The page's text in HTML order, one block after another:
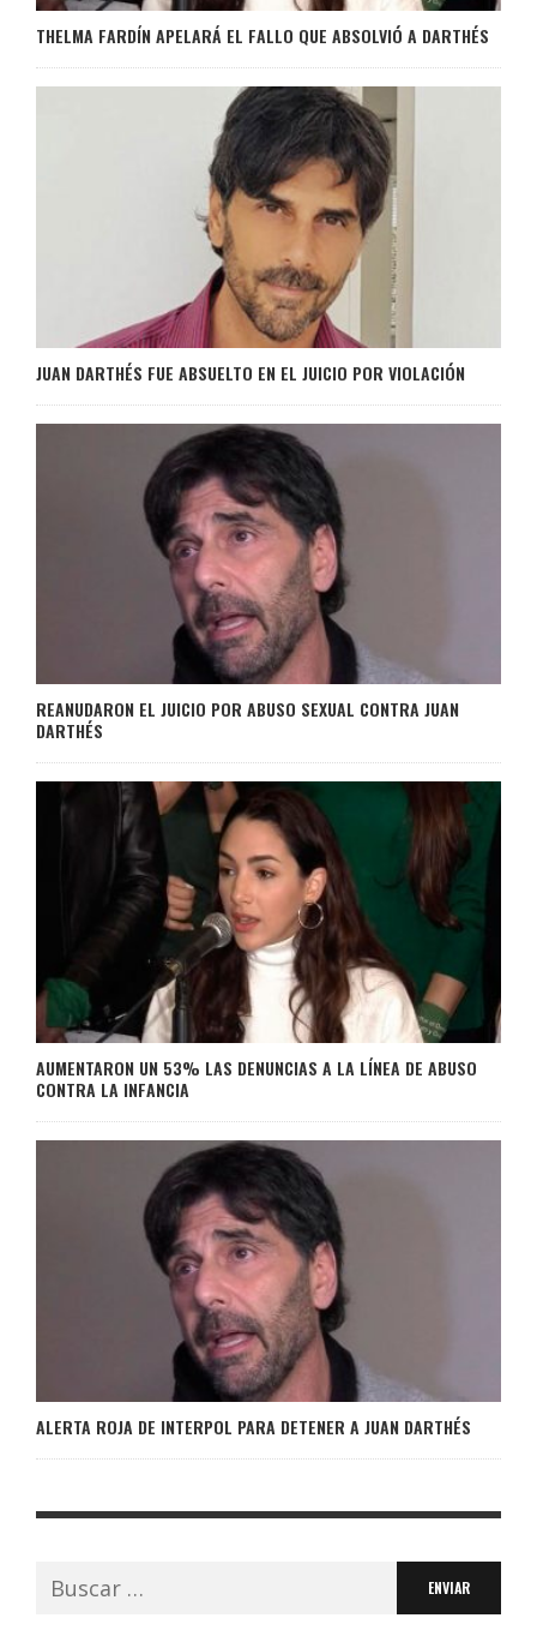
THELMA FARDÍN APELARÁ EL FALLO QUE ABSOLVIÓ A DARTHÉS
JUAN DARTHÉS FUE ABSUELTO EN EL JUICIO POR VIOLACIÓN
REANUDARON EL JUICIO POR ABUSO SEXUAL CONTRA JUAN
DARTHÉS
AUMENTARON UN 53% LAS DENUNCIAS A LA LÍNEA DE ABUSO
CONTRA LA INFANCIA
ALERTA ROJA DE INTERPOL PARA DETENER A JUAN DARTHÉS
Buscar: